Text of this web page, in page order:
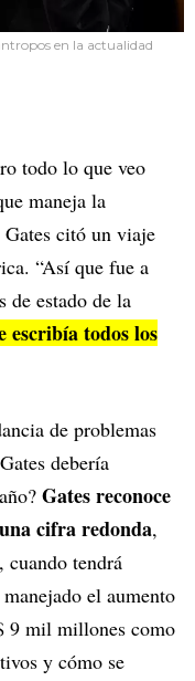
en la actualidad
todo lo que veo
maneja la
citó un viaje
“Así que fue a
de estado de la
escribía todos los
de problemas
debería
Gates reconoce
cifra redonda,
cuando tendrá
el aumento
9 mil millones como
y cómo se